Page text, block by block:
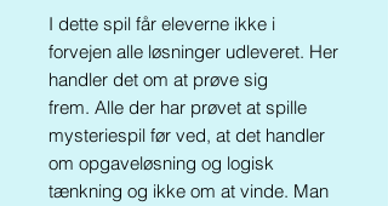
I dette spil får eleverne ikke i
forvejen alle løsninger udleveret. Her
handler det om at prøve sig
frem. Alle der har prøvet at spille
mysteriespil før ved, at det handler
om opgaveløsning og logisk
tænkning og ikke om at vinde. Man